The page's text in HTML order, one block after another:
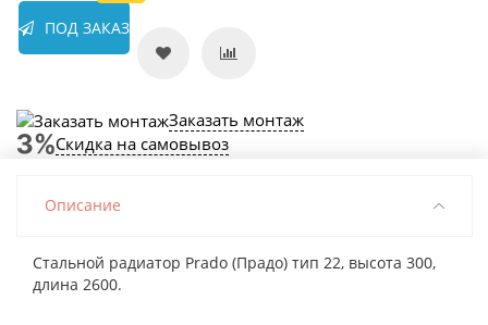
ПОД ЗАКАЗ
Заказать монтаж
Скидка на самовывоз
Описание
Стальной радиатор Prado (Прадо) тип 22, высота 300,
длина 2600.